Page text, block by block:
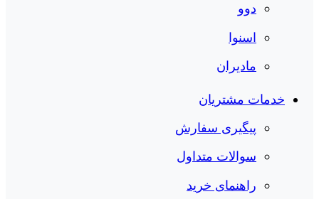
دوو
اسنوا
مادیران
خدمات مشتریان
پیگیری سفارش
سوالات متداول
راهنمای خرید